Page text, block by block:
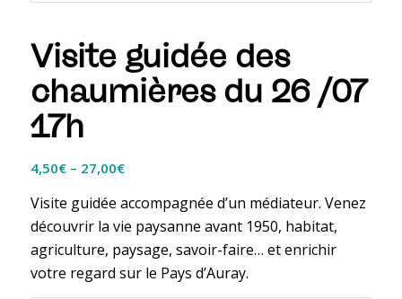
Visite guidée des
chaumières du 26 /07
17h
4,50€– 27,00€
Visite guidée accompagnée d’un médiateur. Venez
découvrir la vie paysanne avant 1950, habitat,
agriculture, paysage, savoir-faire… et enrichir
votre regard sur le Pays d’Auray.